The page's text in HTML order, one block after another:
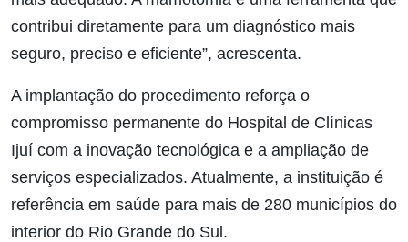
contribui diretamente para um diagnóstico mais
seguro, preciso e eficiente”, acrescenta.
A implantação do procedimento reforça o
compromisso permanente do Hospital de Clínicas
Ijuí com a inovação tecnológica e a ampliação de
serviços especializados. Atualmente, a instituição é
referência em saúde para mais de 280 municípios do
interior do Rio Grande do Sul.